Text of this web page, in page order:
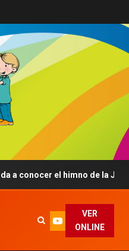
el himno de la JMJ de Seúl:
VER
ONLINE